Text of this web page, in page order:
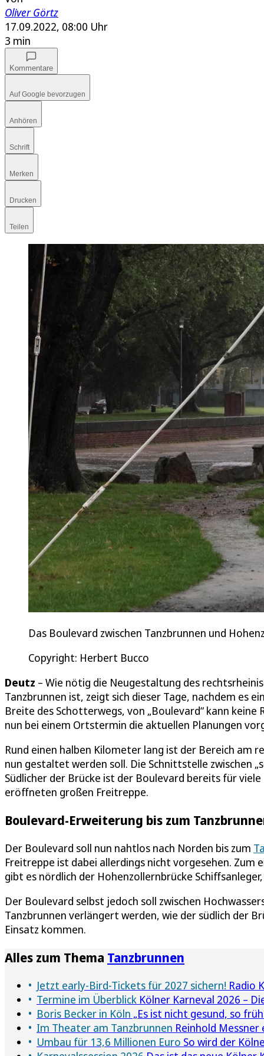
Oliver Görtz
17.09.2022, 08:00 Uhr
3 min
Kommentare
Auf Google bevorzugen
Anhören
Schrift
Merken
Drucken
Teilen
Das Boulevard zwischen Tanzbrunnen und
Copyright: Herbert Bucco
Deutz – Wie nötig die Neugestaltung des
Tanzbrunnen ist, zeigt sich dieser Tage, nachdem es
Breite des Schotterwegs, von „Boulevard“ kann
nun bei einem Ortstermin die aktuellen Planungen
Rund einen halben Kilometer lang ist der Bereich am
nun gestaltet werden soll. Die Schnittstelle zwischen
Südlicher der Brücke ist der Boulevard bereits für
eröffneten großen Freitreppe.
Boulevard-Erweiterung bis zum
Der Boulevard soll nun nahtlos nach Norden bis zum
Freitreppe ist dabei allerdings nicht vorgesehen. Zum
gibt es nördlich der Hohenzollernbrücke
Der Boulevard selbst jedoch soll zwischen
Tanzbrunnen verlängert werden, wie der südlich der
Einsatz kommen.
Alles zum Thema Tanzbrunnen
Jetzt early-Bird-Tickets für 2027 sichern! Radio
Termine im Überblick Kölner Karneval 2026 –
Boris Becker in Köln „Es ist nicht gesund, so
Im Theater am Tanzbrunnen Reinhold
Umbau für 13,6 Millionen Euro So wird der